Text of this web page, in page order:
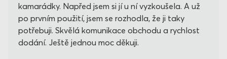
kamarádky. Napřed jsem si jí u ní vyzkoušela. A už
po prvním použití, jsem se rozhodla, že ji taky
potřebuji. Skvělá komunikace obchodu a rychlost
dodání. Ještě jednou moc děkuji.